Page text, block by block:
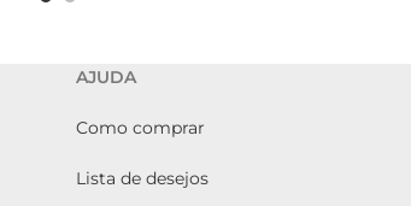
AJUDA
Como comprar
Lista de desejos